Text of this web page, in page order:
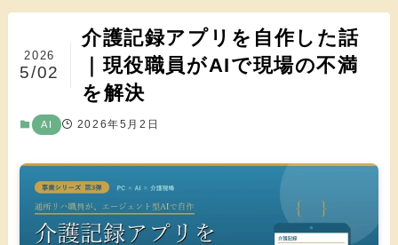
介護記録アプリを自作した話
｜現役職員がAIで現場の不満
を解決
2026
5/02
AI 2026年5月2日